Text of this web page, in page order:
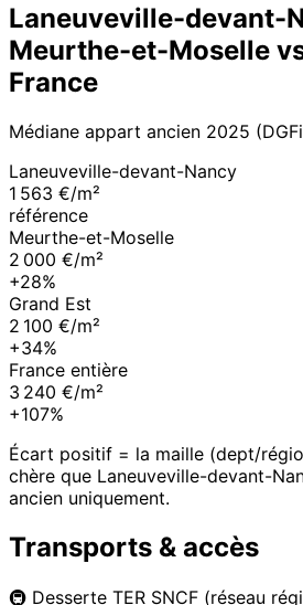
Laneuveville-devant-
Meurthe-et-Moselle
France
Médiane appart ancien 2025
Laneuveville-devant-Nancy
1 563 €/m²
référence
Meurthe-et-Moselle
2 000 €/m²
+28%
Grand Est
2 100 €/m²
+34%
France entière
3 240 €/m²
+107%
Écart positif = la maille (dept/
chère que Laneuveville-devant-
ancien uniquement.
Transports & accès
🚇 Desserte TER SNCF (réseau